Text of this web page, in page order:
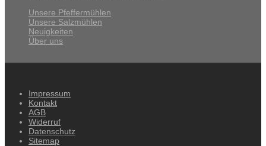
Unsere Pfeffermühlen
Unsere Salzmühlen
Neuigkeiten
Über uns
Impressum
Kontakt
AGB
Widerruf
Datenschutz
Sitemap